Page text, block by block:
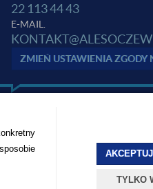
TYLKO
22 113 44 43
E-MAIL.
ZMIEŃ USTAWIENIA ZGODY